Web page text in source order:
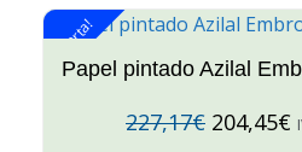
¡Oferta!
Papel pintado Azilal
227,17€ 204,45€